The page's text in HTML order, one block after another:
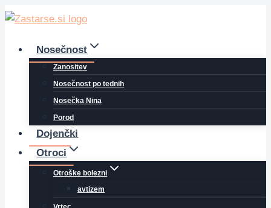
Skip
contentNosečnost
Zanositev
Nosečnost po tednih
Nosečka Nina
Porod
Dojenčki
Otroci
Otroške bolezni
avtizem